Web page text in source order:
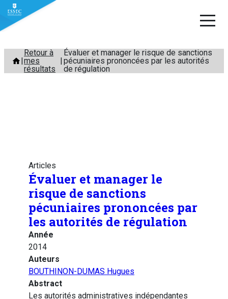
Aller
contenu
Retour à
mes
résultats
Évaluer et manager le risque de sanctions
pécuniaires prononcées par les autorités
de régulation
Articles
Évaluer et manager le
risque de sanctions
pécuniaires prononcées par
les autorités de régulation
Année
2014
Auteurs
BOUTHINON-DUMAS Hugues
Abstract
Les autorités administratives indépendantes